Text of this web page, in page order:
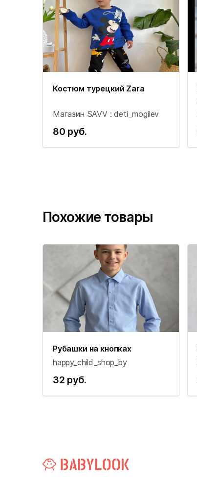
Костюм турецкий Zara
Магазин SAVV : deti_mogilev
80 руб.
Похожие товары
Рубашки на кнопках
happy_child_shop_by
32 руб.